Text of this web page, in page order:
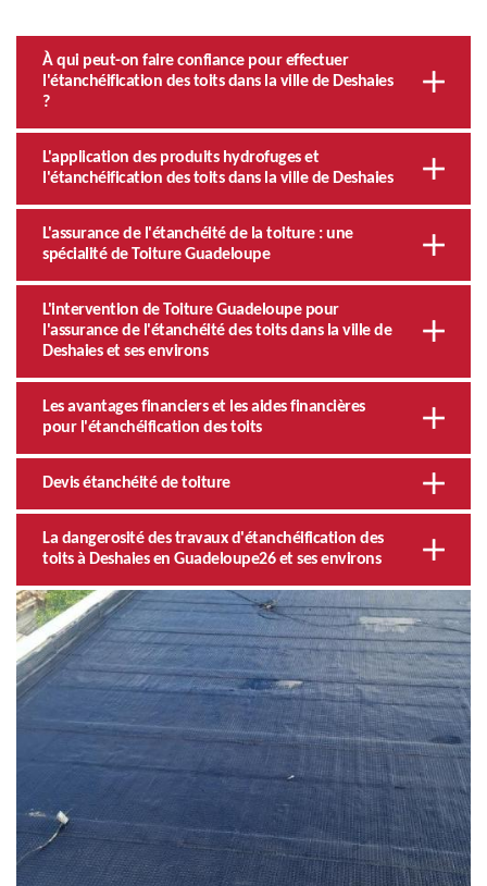
À qui peut-on faire confiance pour effectuer
l'étanchéification des toits dans la ville de Deshaies
?
L'application des produits hydrofuges et
l'étanchéification des toits dans la ville de Deshaies
L'assurance de l'étanchéité de la toiture : une
spécialité de Toiture Guadeloupe
L'intervention de Toiture Guadeloupe pour
l'assurance de l'étanchéité des toits dans la ville de
Deshaies et ses environs
Les avantages financiers et les aides financières
pour l'étanchéification des toits
Devis étanchéité de toiture
La dangerosité des travaux d'étanchéification des
toits à Deshaies en Guadeloupe26 et ses environs